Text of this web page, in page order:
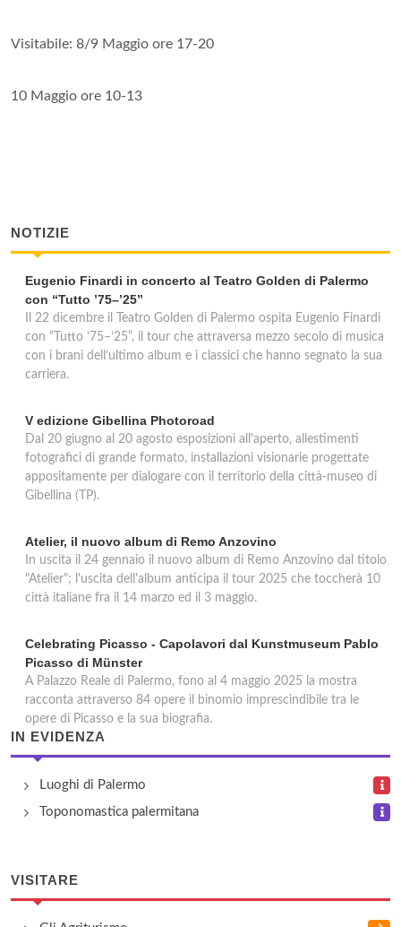
Visitabile: 8/9 Maggio ore 17-20
10 Maggio ore 10-13
NOTIZIE
Eugenio Finardi in concerto al Teatro Golden di Palermo
con “Tutto ’75–’25”
Il 22 dicembre il Teatro Golden di Palermo ospita Eugenio Finardi
con “Tutto ’75–’25”, il tour che attraversa mezzo secolo di musica
con i brani dell’ultimo album e i classici che hanno segnato la sua
carriera.
V edizione Gibellina Photoroad
Dal 20 giugno al 20 agosto esposizioni all'aperto, allestimenti
fotografici di grande formato, installazioni visionarie progettate
appositamente per dialogare con il territorio della città-museo di
Gibellina (TP).
Atelier, il nuovo album di Remo Anzovino
In uscita il 24 gennaio il nuovo album di Remo Anzovino dal titolo
"Atelier"; l'uscita dell'album anticipa il tour 2025 che toccherà 10
città italiane fra il 14 marzo ed il 3 maggio.
Celebrating Picasso - Capolavori dal Kunstmuseum Pablo
Picasso di Münster
A Palazzo Reale di Palermo, fono al 4 maggio 2025 la mostra
racconta attraverso 84 opere il binomio imprescindibile tra le
opere di Picasso e la sua biografia.
IN EVIDENZA
Luoghi di Palermo
Toponomastica palermitana
VISITARE